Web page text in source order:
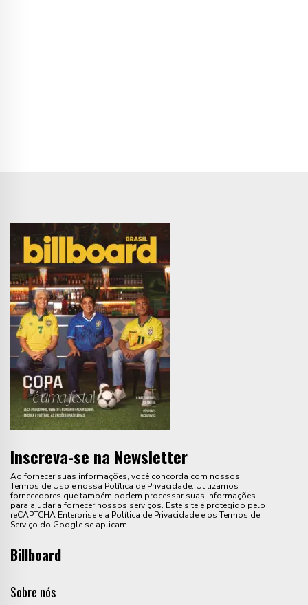
Inscreva-se na Newsletter
Ao fornecer suas informações, você concorda com nossos
Termos de Uso e nossa Política de Privacidade. Utilizamos
fornecedores que também podem processar suas informações
para ajudar a fornecer nossos serviços. Este site é protegido pelo
reCAPTCHA Enterprise e a Política de Privacidade e os Termos de
Serviço do Google se aplicam.
Billboard
Sobre nós